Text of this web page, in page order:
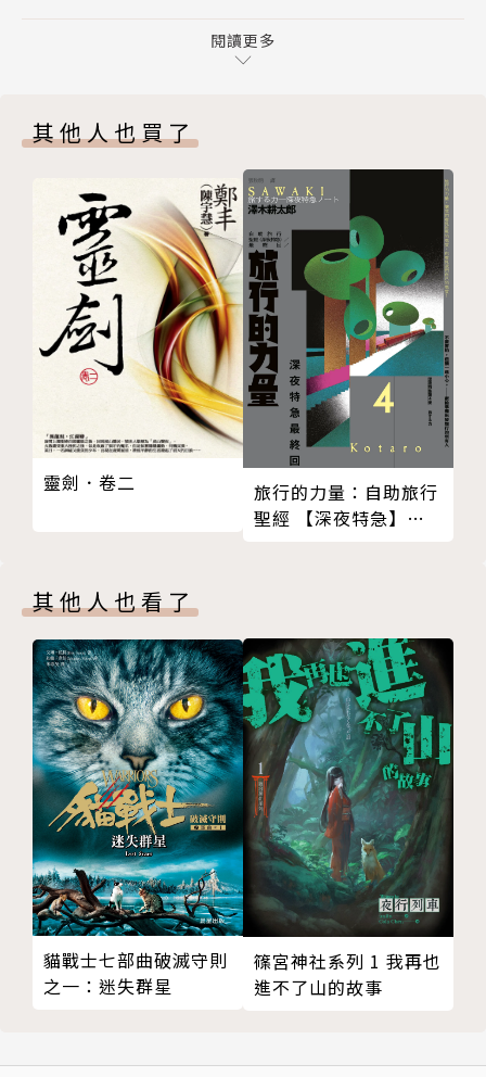
鬼影幢幢的「死城」，如何禁錮崩毀靈魂，
混融婆羅洲熱帶風土與種族傾軋的哀傷書寫，李永平早
年小說羅織出馬來亞鮮活生動的歷史群象。映現十八世
紀以來，雜揉華人與當地原住民的島嶼生態。李永平對
原鄉一往情深，而當地族群對峙卻在他身上繫了無數個
難解的結，土地上人情衝突往內延伸為心頭創痕，作者
筆下人與人之間的衝撞，亦成其與自身身分的搏鬥。本
書深刻討論國族間的矛盾情結、刻下傷働記憶，透過種
族間無數次對話爭鬥，挑醒人性最柔軟的同理與悲憫情
▍作者簡介
1947年生於英屬婆羅洲砂勞越邦古晉市。中學畢業後
來台就學。國立台灣大學外國語文學系畢業後，留系擔
任助教，並任《中外文學》雜誌執行編輯。後赴美深
造，獲美國紐約州立大學比較文學碩士、聖路易華盛頓
大學比較文學博士。曾任教於國立中山大學外國語文學
系、東吳大學英文系、國立東華大學英美語文學系創作
與英語文學研究所教授。2009年退休，受聘為東華大
學榮譽教授。著有《婆羅洲之子》、《拉子婦》、《吉
陵春秋》、《海東青：台北的一則寓言》、《朱鴒漫遊
仙境》、《雨雪霏霏：婆羅洲童年記事》、《大河盡
頭》（上下卷）、《朱鴒書》、《月河三部曲》、《新
俠女圖》(遺作)。另有多部譯作。
閱讀更多
其他人也買了
靈劍．卷二
旅行的力量：自助旅行
聖經 【深夜特急】最
其他人也看了
貓戰士七部曲破滅守則
之一：迷失群星
篠宮神社系列 1 我再也
進不了山的故事